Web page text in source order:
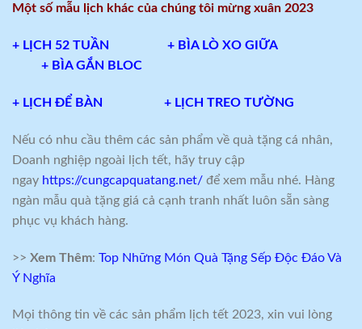
Một số mẫu lịch khác của chúng tôi mừng xuân 2023
+ LỊCH 52 TUẦN + BÌA LÒ XO GIỮA
+ BÌA GẮN BLOC
+ LỊCH ĐỂ BÀN + LỊCH TREO TƯỜNG
Nếu có nhu cầu thêm các sản phẩm về quà tặng cá nhân,
Doanh nghiệp ngoài lịch tết, hãy truy cập
ngay https://cungcapquatang.net/ để xem mẫu nhé. Hàng
ngàn mẫu quà tặng giá cả cạnh tranh nhất luôn sẵn sàng
phục vụ khách hàng.
>> Xem Thêm: Top Những Món Quà Tặng Sếp Độc Đáo Và
Ý Nghĩa
Mọi thông tin về các sản phẩm lịch tết 2023, xin vui lòng